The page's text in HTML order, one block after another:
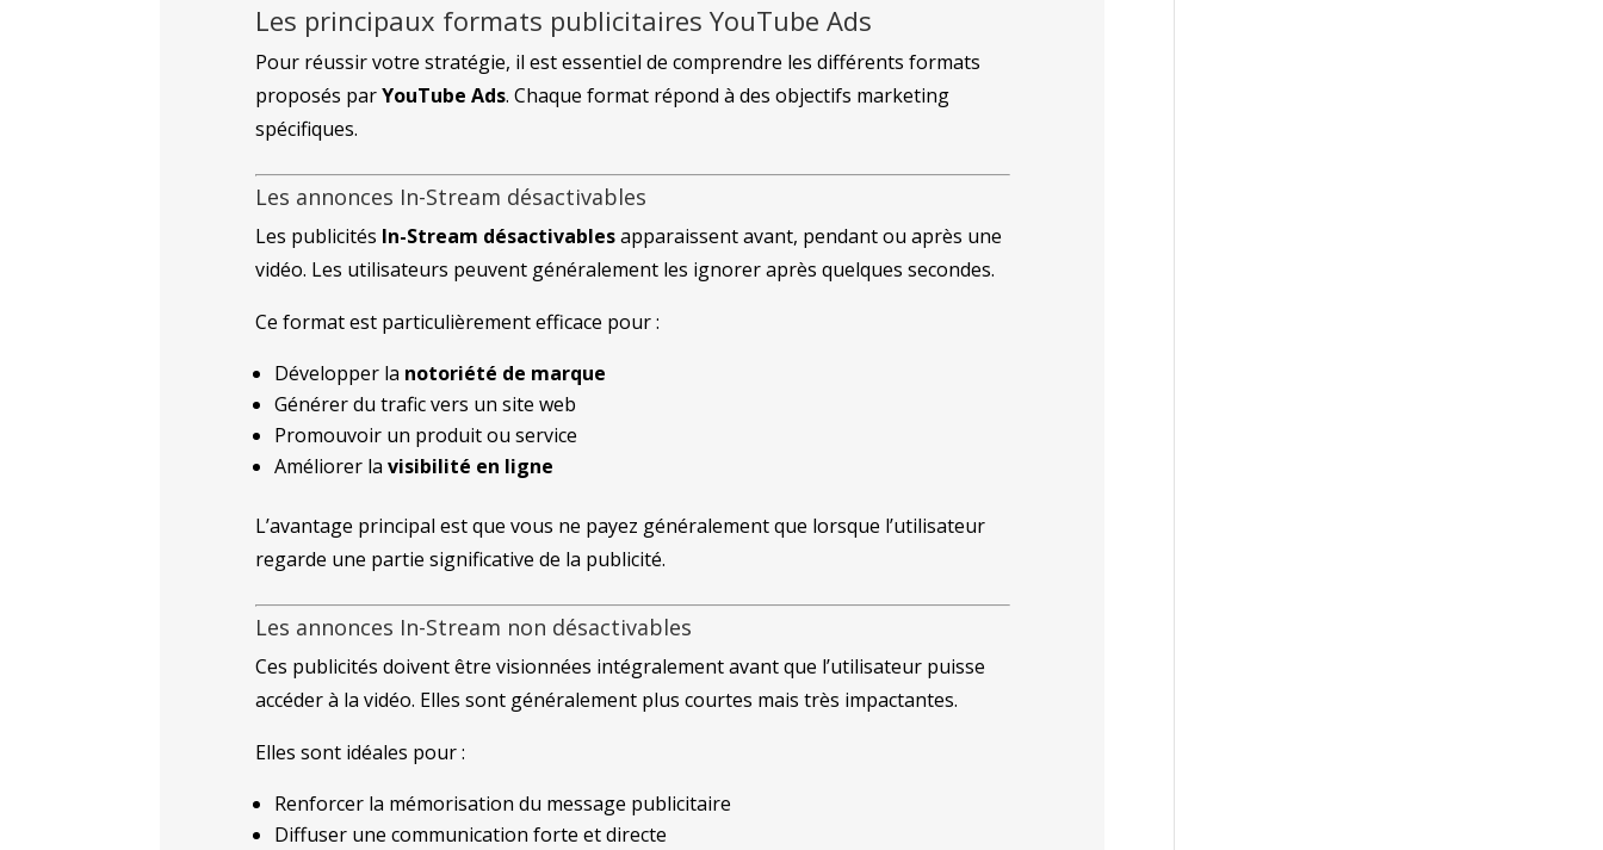
Les principaux formats publicitaires YouTube Ads
Pour réussir votre stratégie, il est essentiel de comprendre les différents formats
proposés parYouTube Ads. Chaque format répond à des objectifs marketing
spécifiques.
Les annonces In-Stream désactivables
Les publicités In-Stream désactivablesapparaissent avant, pendant ou après une
vidéo. Les utilisateurs peuvent généralement les ignorer après quelques secondes.
Ce format est particulièrement efficace pour :
Développer la notoriété de marque
Générer du trafic vers un site web
Promouvoir un produit ou service
Améliorer la visibilité en ligne
L’avantage principal est que vous ne payez généralement que lorsque l’utilisateur
regarde une partie significative de la publicité.
Les annonces In-Stream non désactivables
Ces publicités doivent être visionnées intégralement avant que l’utilisateur puisse
accéder à la vidéo. Elles sont généralement plus courtes mais très impactantes.
Elles sont idéales pour :
Renforcer la mémorisation du message publicitaire
Diffuser une communication forte et directe